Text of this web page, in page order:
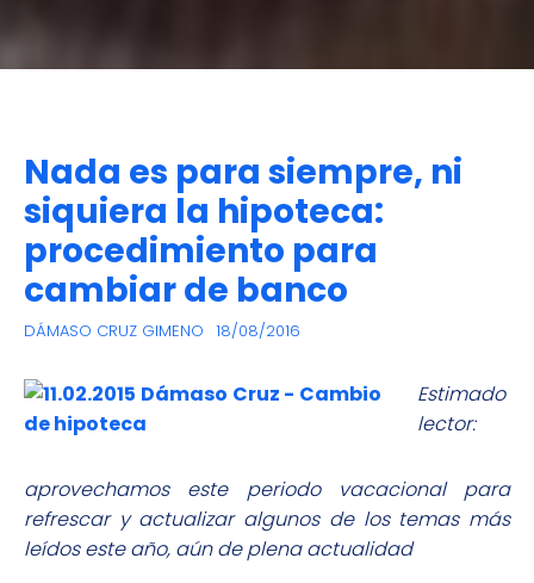
Nada es para siempre, ni
siquiera la hipoteca:
procedimiento para
cambiar de banco
DÁMASO CRUZ GIMENO 18/08/2016
Estimado
lector:
aprovechamos este periodo vacacional para
refrescar y actualizar algunos de los temas más
leídos este año, aún de plena actualidad